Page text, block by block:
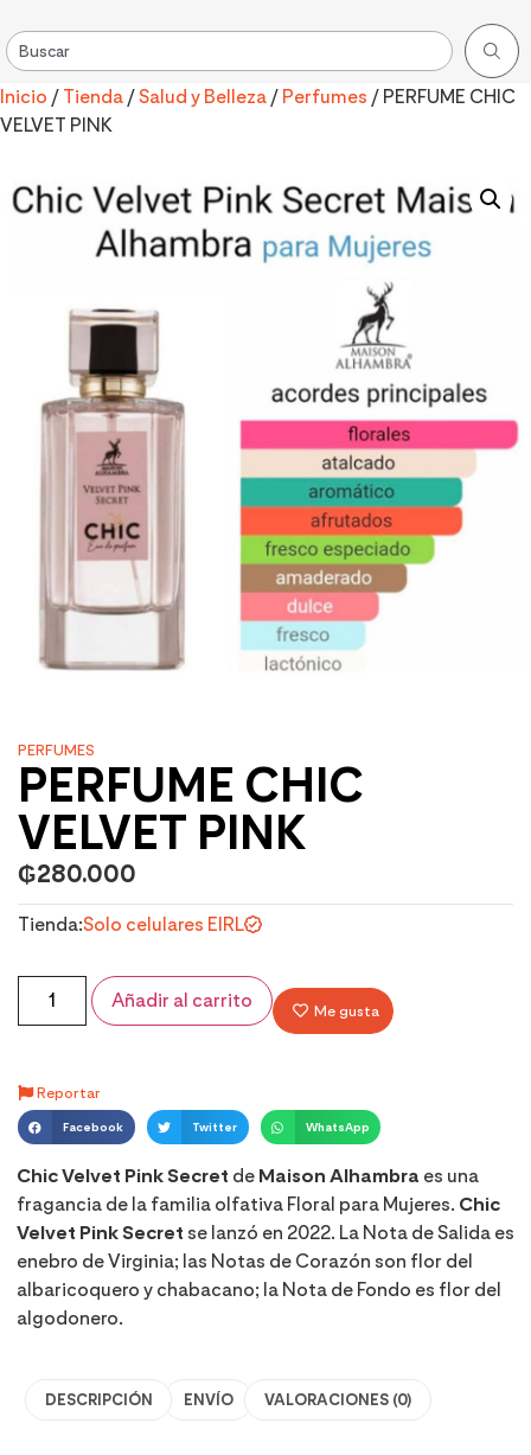
Inicio / Tienda /Salud y Belleza / Perfumes / PERFUME CHIC
VELVET PINK
PERFUMES
PERFUME CHIC
VELVET PINK
₲280.000
Tienda:Solo celulares EIRL
Añadir al carrito Me gusta
Reportar
Facebook Twitter WhatsApp
Chic Velvet Pink Secret de Maison Alhambra es una
fragancia de la familia olfativa Floral para Mujeres. Chic
Velvet Pink Secret se lanzó en 2022. La Nota de Salida es
enebro de Virginia; las Notas de Corazón son flor del
albaricoquero y chabacano; la Nota de Fondo es flor del
algodonero.
DESCRIPCIÓN ENVÍO VALORACIONES (0)